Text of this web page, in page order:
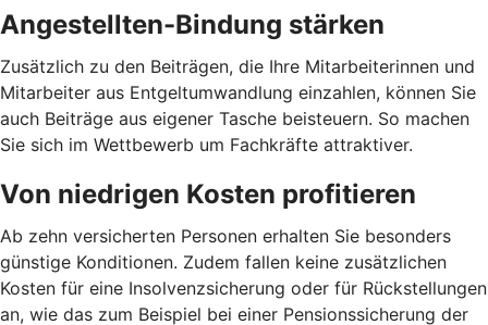
Angestellten-Bindung stärken
Zusätzlich zu den Beiträgen, die Ihre Mitarbeiterinnen und
Mitarbeiter aus Entgeltumwandlung einzahlen, können Sie
auch Beiträge aus eigener Tasche beisteuern. So machen
Sie sich im Wettbewerb um Fachkräfte attraktiver.
Von niedrigen Kosten profitieren
Ab zehn versicherten Personen erhalten Sie besonders
günstige Konditionen. Zudem fallen keine zusätzlichen
Kosten für eine Insolvenzsicherung oder für Rückstellungen
an, wie das zum Beispiel bei einer Pensionssicherung der